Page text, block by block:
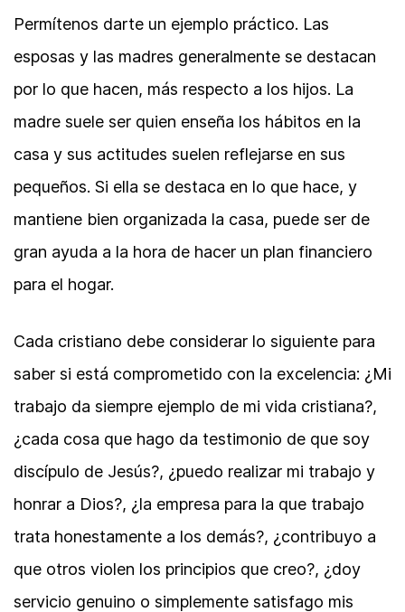
Permítenos darte un ejemplo práctico. Las
esposas y las madres generalmente se destacan
por lo que hacen, más respecto a los hijos. La
madre suele ser quien enseña los hábitos en la
casa y sus actitudes suelen reflejarse en sus
pequeños. Si ella se destaca en lo que hace, y
mantiene bien organizada la casa, puede ser de
gran ayuda a la hora de hacer un plan financiero
para el hogar.
Cada cristiano debe considerar lo siguiente para
saber si está comprometido con la excelencia: ¿Mi
trabajo da siempre ejemplo de mi vida cristiana?,
¿cada cosa que hago da testimonio de que soy
discípulo de Jesús?, ¿puedo realizar mi trabajo y
honrar a Dios?, ¿la empresa para la que trabajo
trata honestamente a los demás?, ¿contribuyo a
que otros violen los principios que creo?, ¿doy
servicio genuino o simplemente satisfago mis